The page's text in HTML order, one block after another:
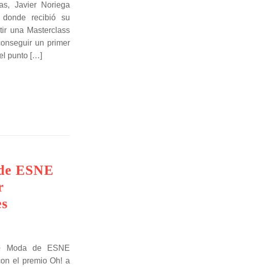
Javier Noriega
recibió su
una Masterclass
un primer
punto […]
ESNE
Moda de ESNE
el premio Oh! a